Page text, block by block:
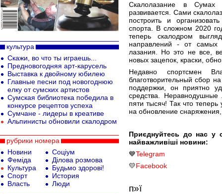
Скалолазание в Сумах
развивается. Сами
построить и
спорта. В сложном 2020
теперь скалодром
направлений - от самых
лазания. Но это не все,
новых зацепок, краски,
Недавно спортсмен
благотворительный сбор
поддержки, он приятно
средства.
пяти тысяч! Так что теперь
на обновление
Приєднуйтесь до нас у
найважливіші новини:
💙Telegram
💛Facebook
п»ї
культура
Скажи, во что ты играешь...
Предновогодняя арт-карусель
Выставка к двойному юбилею
Главные песни под новогоднюю
елку от сумских артистов
Сумская библиотека победила в
конкурсе рецептов успеха
Сумчане - лидеры в креативе
Альпинисты обновили скалодром
рубрики номера
Новини
Феміда
Культура
Спорт
Власть
Соціум
Ділова розмова
Будьмо здорові!
История
Люди